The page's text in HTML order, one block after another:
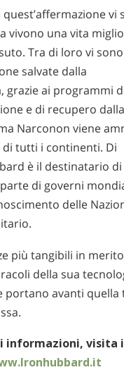
vi
vivono una vita
Tra di loro vi
salvate dalla
grazie ai programmi
e di recupero
Narconon viene
di tutti i continenti. Di
è il destinatario
di governi
delle
più tangibili in merito
della sua
portano avanti quella
informazioni, visita